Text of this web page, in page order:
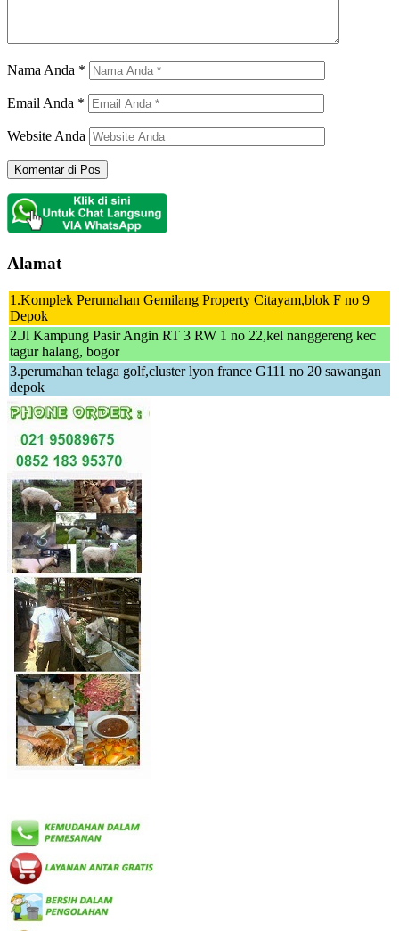
Nama Anda *
Email Anda *
Website Anda
Alamat
1.Komplek Perumahan Gemilang Property Citayam,blok F no 9
Depok
2.Jl Kampung Pasir Angin RT 3 RW 1 no 22,kel nanggereng kec
tagur halang, bogor
3.perumahan telaga golf,cluster lyon france G111 no 20 sawangan
depok